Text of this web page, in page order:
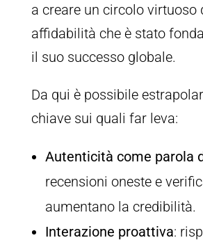
a creare un circolo virtuoso
affidabilità che è stato
il suo successo globale.
Da qui è possibile
chiave sui quali far leva:
Autenticità come parola
recensioni oneste e
aumentano la credibilità.
Interazione proattiva: